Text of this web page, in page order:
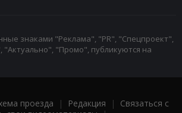
знаками "Реклама", "PR", "Спецпроект",
"Актуально", "Промо", публикуются на
проезда | Редакция | Связаться с